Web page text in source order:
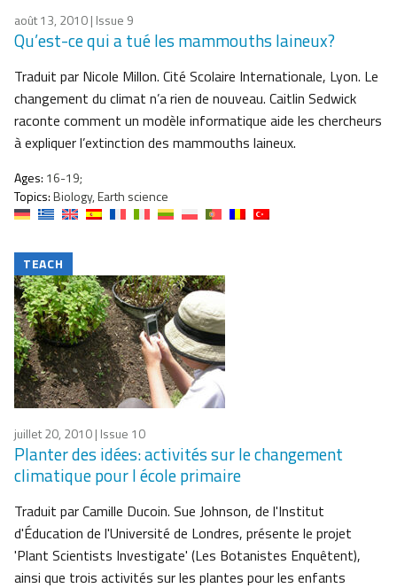
août 13, 2010| Issue 9
Qu’est-ce qui a tué les mammouths laineux?
Traduit par Nicole Millon. Cité Scolaire Internationale, Lyon. Le
changement du climat n’a rien de nouveau. Caitlin Sedwick
raconte comment un modèle informatique aide les chercheurs
à expliquer l’extinction des mammouths laineux.
Ages: 16-19;
Topics:Biology, Earth science
TEACH
juillet 20, 2010| Issue 10
Planter des idées: activités sur le changement
climatique pour l école primaire
Traduit par Camille Ducoin. Sue Johnson, de l'Institut
d'Éducation de l'Université de Londres, présente le projet
'Plant Scientists Investigate' (Les Botanistes Enquêtent),
ainsi que trois activités sur les plantes pour les enfants